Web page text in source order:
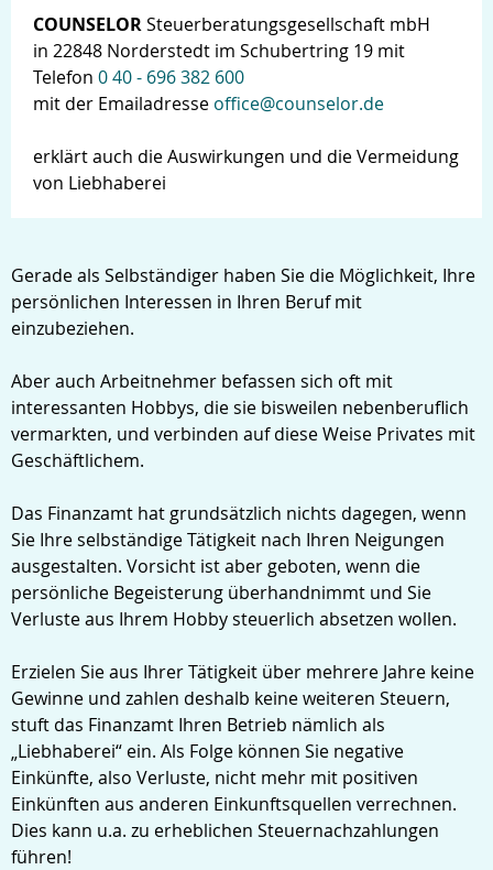
COUNSELORSteuerberatungsgesellschaft mbH
in 22848 Norderstedt im Schubertring 19 mit
Telefon 0 40 - 696 382 600
mit der Emailadresse office@counselor.de
erklärt auch die Auswirkungen und die Vermeidung
von Liebhaberei
Gerade als Selbständiger haben Sie die Möglichkeit, Ihre
persönlichen Interessen in Ihren Beruf mit
einzubeziehen.
Aber auch Arbeitnehmer befassen sich oft mit
interessanten Hobbys, die sie bisweilen nebenberuflich
vermarkten, und verbinden auf diese Weise Privates mit
Geschäftlichem.
Das Finanzamt hat grundsätzlich nichts dagegen, wenn
Sie Ihre selbständige Tätigkeit nach Ihren Neigungen
ausgestalten. Vorsicht ist aber geboten, wenn die
persönliche Begeisterung überhandnimmt und Sie
Verluste aus Ihrem Hobby steuerlich absetzen wollen.
Erzielen Sie aus Ihrer Tätigkeit über mehrere Jahre keine
Gewinne und zahlen deshalb keine weiteren Steuern,
stuft das Finanzamt Ihren Betrieb nämlich als
„Liebhaberei“ ein. Als Folge können Sie negative
Einkünfte, also Verluste, nicht mehr mit positiven
Einkünften aus anderen Einkunftsquellen verrechnen.
Dies kann u.a. zu erheblichen Steuernachzahlungen
führen!